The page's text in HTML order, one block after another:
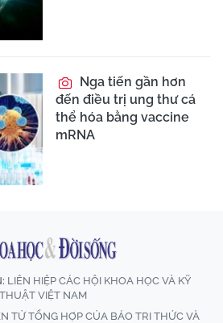
Nga tiến gần hơn
đến điều trị ung thư cá
thể hóa bằng vaccine
mRNA
LIÊN HIỆP CÁC HỘI KHOA HỌC VÀ KỸ
THUẬT VIỆT NAM
TỬ TỔNG HỢP CỦA BÁO TRI THỨC VÀ